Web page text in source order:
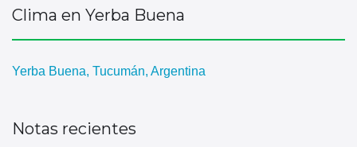
Clima en Yerba Buena
Yerba Buena, Tucumán, Argentina
Notas recientes